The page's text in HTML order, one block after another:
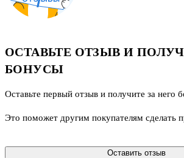
ОСТАВЬТЕ ОТЗЫВ И
БОНУСЫ
Оставьте первый отзыв и получите за него
Это поможет другим покупателям сделать
Оставить отзыв